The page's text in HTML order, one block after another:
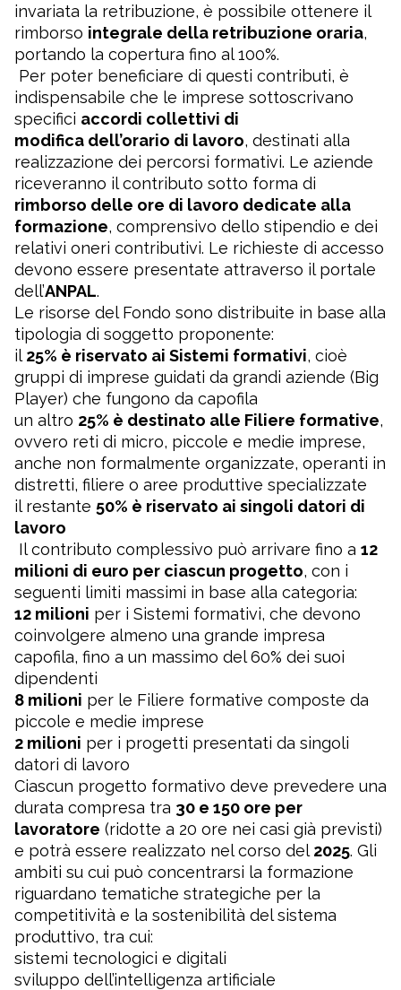
invariata la retribuzione, è possibile ottenere il
rimborso integrale della retribuzione oraria,
portando la copertura fino al 100%.
Per poter beneficiare di questi contributi, è
indispensabile che le imprese sottoscrivano
specifici accordi collettivi di
modifica dell’orario di lavoro, destinati alla
realizzazione dei percorsi formativi. Le aziende
riceveranno il contributo sotto forma di
rimborso delle ore di lavoro dedicate alla
formazione, comprensivo dello stipendio e dei
relativi oneri contributivi. Le richieste di accesso
devono essere presentate attraverso il portale
dell’ANPAL.
Le risorse del Fondo sono distribuite in base alla
tipologia di soggetto proponente:
il 25% è riservato ai Sistemi formativi, cioè
gruppi di imprese guidati da grandi aziende (Big
Player) che fungono da capofila
un altro 25% è destinato alle Filiere formative,
ovvero reti di micro, piccole e medie imprese,
anche non formalmente organizzate, operanti in
distretti, filiere o aree produttive specializzate
il restante 50% è riservato ai singoli datori di
lavoro
Il contributo complessivo può arrivare fino a 12
milioni di euro per ciascun progetto, con i
seguenti limiti massimi in base alla categoria:
12 milioni per i Sistemi formativi, che devono
coinvolgere almeno una grande impresa
capofila, fino a un massimo del 60% dei suoi
dipendenti
8 milioni per le Filiere formative composte da
piccole e medie imprese
2 milioni per i progetti presentati da singoli
datori di lavoro
Ciascun progetto formativo deve prevedere una
durata compresa tra 30 e 150 ore per
lavoratore (ridotte a 20 ore nei casi già previsti)
e potrà essere realizzato nel corso del 2025. Gli
ambiti su cui può concentrarsi la formazione
riguardano tematiche strategiche per la
competitività e la sostenibilità del sistema
produttivo, tra cui:
sistemi tecnologici e digitali
sviluppo dell’intelligenza artificiale